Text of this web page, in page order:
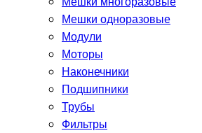
Мешки одноразовые
Модули
Моторы
Наконечники
Подшипники
Трубы
Фильтры